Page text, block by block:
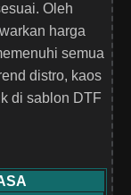
Oleh
harga
semua
distro, kaos
di sablon DTF